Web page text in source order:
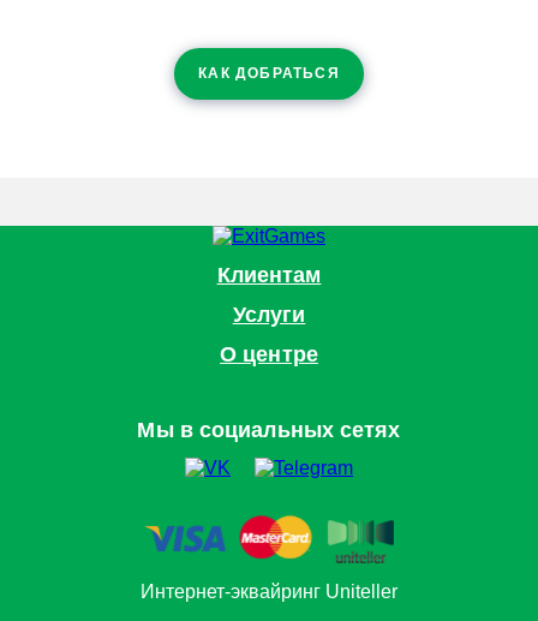
КАК ДОБРАТЬСЯ
Клиентам
Услуги
О центре
Мы в социальных сетях
Интернет-эквайринг Uniteller